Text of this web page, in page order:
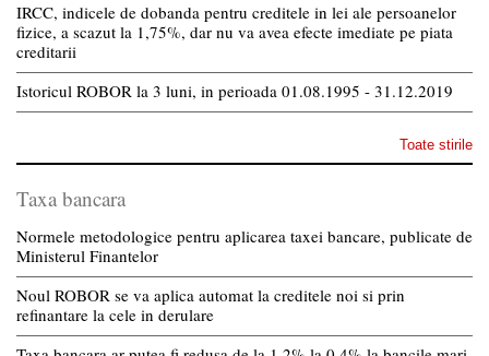
IRCC, indicele de dobanda pentru creditele in lei ale persoanelor
fizice, a scazut la 1,75%, dar nu va avea efecte imediate pe piata
creditarii
Istoricul ROBOR la 3 luni, in perioada 01.08.1995 - 31.12.2019
Toate stirile
Taxa bancara
Normele metodologice pentru aplicarea taxei bancare, publicate de
Ministerul Finantelor
Noul ROBOR se va aplica automat la creditele noi si prin
refinantare la cele in derulare